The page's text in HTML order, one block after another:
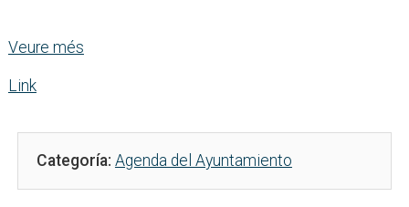
Veure més
Link
Categoría: Agenda del Ayuntamiento